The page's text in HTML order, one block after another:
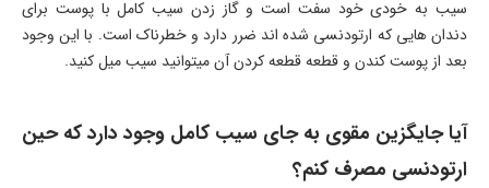
سیب به خودی خود سفت است و گاز زدن سیب کامل با پوست برای
دندان هایی که ارتودنسی شده اند ضرر دارد و خطرناک است. با این وجود
بعد از پوست کندن و قطعه قطعه کردن آن میتوانید سیب میل کنید.
آیا جایگزین مقوی به جای سیب کامل وجود دارد که حین
ارتودنسی مصرف کنم؟